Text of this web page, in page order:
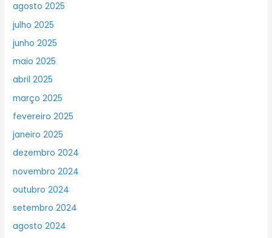
agosto 2025
julho 2025
junho 2025
maio 2025
abril 2025
março 2025
fevereiro 2025
janeiro 2025
dezembro 2024
novembro 2024
outubro 2024
setembro 2024
agosto 2024